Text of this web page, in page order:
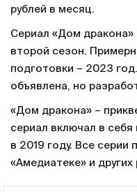
рублей в месяц.
Сериал «Дом
второй сезон.
подготовки – 2023
объявлена, но
«Дом дракона» –
сериал включал в
в 2019 году. Все серии
«Амедиатеке» и других